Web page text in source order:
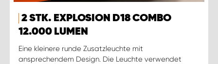
2 STK. EXPLOSION D18 COMBO
12.000 LUMEN
Eine kleinere runde Zusatzleuchte mit
ansprechendem Design. Die Leuchte verwendet